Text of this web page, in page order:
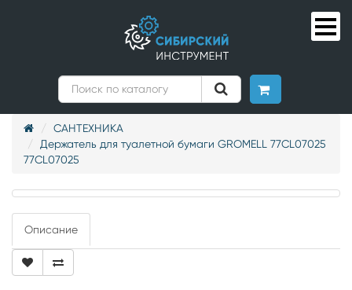
САНТЕХНИКА
Держатель для туалетной бумаги GROMELL 77CL07025
77CL07025
Описание